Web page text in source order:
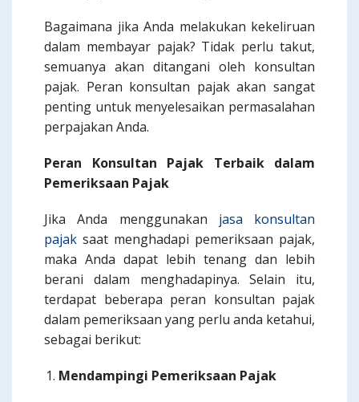
Bagaimana jika Anda melakukan kekeliruan
dalam membayar pajak? Tidak perlu takut,
semuanya akan ditangani oleh konsultan
pajak. Peran konsultan pajak akan sangat
penting untuk menyelesaikan permasalahan
perpajakan Anda.
Peran Konsultan Pajak Terbaik dalam
Pemeriksaan Pajak
Jika Anda menggunakan jasa konsultan
pajak saat menghadapi pemeriksaan pajak,
maka Anda dapat lebih tenang dan lebih
berani dalam menghadapinya. Selain itu,
terdapat beberapa peran konsultan pajak
dalam pemeriksaan yang perlu anda ketahui,
sebagai berikut:
Mendampingi Pemeriksaan Pajak